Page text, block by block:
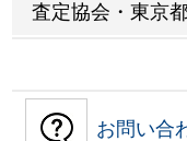
査定協会・東京
お問い合